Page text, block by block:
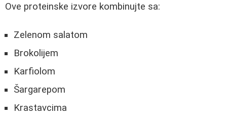
Ove proteinske izvore kombinujte sa:
Zelenom salatom
Brokolijem
Karfiolom
Šargarepom
Krastavcima